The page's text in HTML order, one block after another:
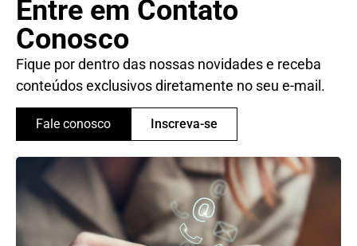
Entre em Contato
Conosco
Fique por dentro das nossas novidades e receba
conteúdos exclusivos diretamente no seu e-mail.
Fale conosco Inscreva-se